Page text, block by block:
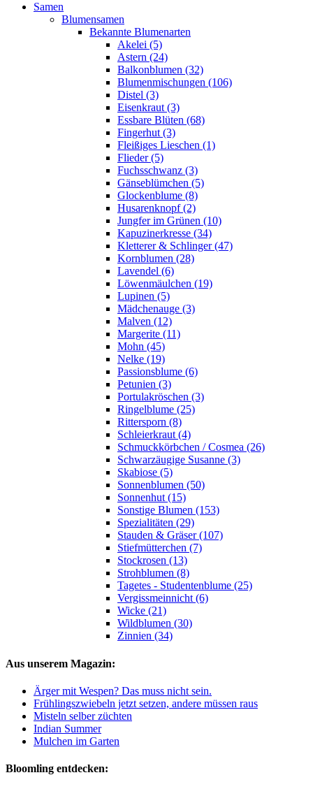
Samen
Blumensamen
Bekannte Blumenarten
Akelei (5)
Astern (24)
Balkonblumen (32)
Blumenmischungen (106)
Distel (3)
Eisenkraut (3)
Essbare Blüten (68)
Fingerhut (3)
Fleißiges Lieschen (1)
Flieder (5)
Fuchsschwanz (3)
Gänseblümchen (5)
Glockenblume (8)
Husarenknopf (2)
Jungfer im Grünen (10)
Kapuzinerkresse (34)
Kletterer & Schlinger (47)
Kornblumen (28)
Lavendel (6)
Löwenmäulchen (19)
Lupinen (5)
Mädchenauge (3)
Malven (12)
Margerite (11)
Mohn (45)
Nelke (19)
Passionsblume (6)
Petunien (3)
Portulakröschen (3)
Ringelblume (25)
Rittersporn (8)
Schleierkraut (4)
Schmuckkörbchen / Cosmea (26)
Schwarzäugige Susanne (3)
Skabiose (5)
Sonnenblumen (50)
Sonnenhut (15)
Sonstige Blumen (153)
Spezialitäten (29)
Stauden & Gräser (107)
Stiefmütterchen (7)
Stockrosen (13)
Strohblumen (8)
Tagetes - Studentenblume (25)
Vergissmeinnicht (6)
Wicke (21)
Wildblumen (30)
Zinnien (34)
Aus unserem Magazin:
Ärger mit Wespen? Das muss nicht sein.
Frühlingszwiebeln jetzt setzen, andere müssen raus
Misteln selber züchten
Indian Summer
Mulchen im Garten
Bloomling entdecken: